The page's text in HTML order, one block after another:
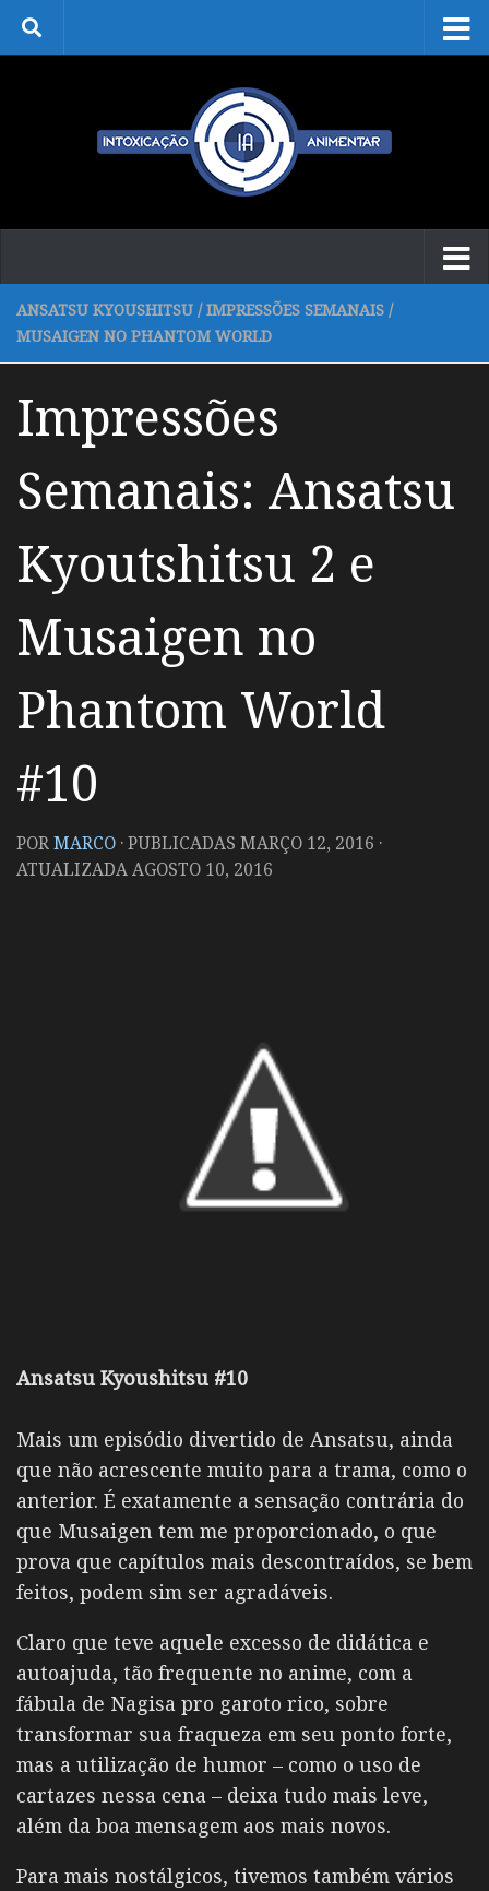
Skip to content
ANSATSU KYOUSHITSU / IMPRESSÕES SEMANAIS /
MUSAIGEN NO PHANTOM WORLD
Impressões
Semanais: Ansatsu
Kyoutshitsu 2 e
Musaigen no
Phantom World
#10
PORMARCO · PUBLICADAS MARÇO 12, 2016 ·
ATUALIZADAAGOSTO 10, 2016
Ansatsu Kyoushitsu #10
Mais um episódio divertido de Ansatsu, ainda
que não acrescente muito para a trama, como o
anterior. É exatamente a sensação contrária do
que Musaigen tem me proporcionado, o que
prova que capítulos mais descontraídos, se bem
feitos, podem sim ser agradáveis.
Claro que teve aquele excesso de didática e
autoajuda, tão frequente no anime, com a
fábula de Nagisa pro garoto rico, sobre
transformar sua fraqueza em seu ponto forte,
mas a utilização de humor – como o uso de
cartazes nessa cena – deixa tudo mais leve,
além da boa mensagem aos mais novos.
Para mais nostálgicos, tivemos também vários